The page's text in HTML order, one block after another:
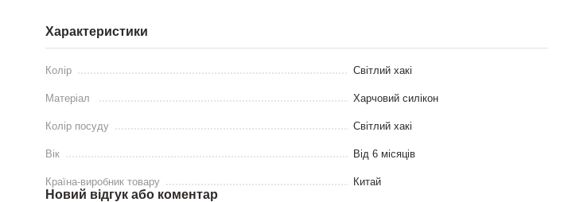
Характеристики
Колір Світлий хакі
Матеріал Харчовий силікон
Колір посуду Світлий хакі
Вік Від 6 місяців
Країна-виробник товару Китай
Новий відгук або коментар